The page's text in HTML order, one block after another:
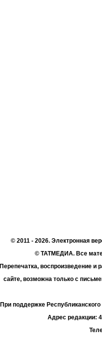
© 2011 - 2026. Электронная
© ТАТМЕДИА. Все
Перепечатка, воспроизведение
сайте, возможна только с
При поддержке
Адрес редакции: